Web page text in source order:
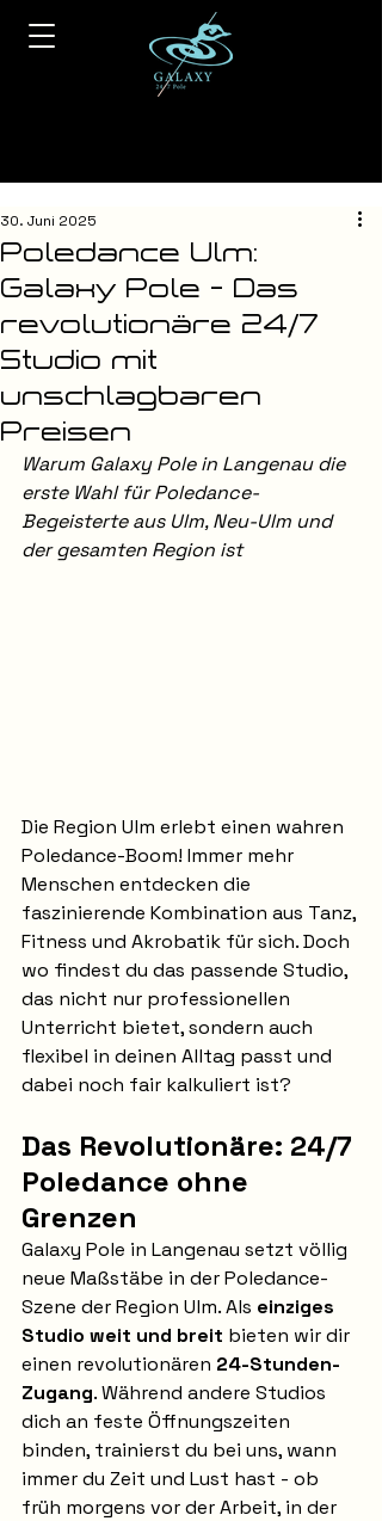
Poledance Ulm:
Galaxy Pole - Das
revolutionäre 24/7
Studio mit
unschlagbaren
Preisen
30. Juni 2025
Warum Galaxy Pole in Langenau die
erste Wahl für Poledance-
Begeisterte aus Ulm, Neu-Ulm und
der gesamten Region ist
Die Region Ulm erlebt einen wahren
Poledance-Boom! Immer mehr
Menschen entdecken die
faszinierende Kombination aus Tanz,
Fitness und Akrobatik für sich. Doch
wo findest du das passende Studio,
das nicht nur professionellen
Unterricht bietet, sondern auch
flexibel in deinen Alltag passt und
dabei noch fair kalkuliert ist?
Das Revolutionäre: 24/7
Poledance ohne
Grenzen
Galaxy Pole in Langenau setzt völlig
neue Maßstäbe in der Poledance-
Szene der Region Ulm. Als einziges
Studio weit und breit bieten wir dir
einen revolutionären 24-Stunden-
Zugang. Während andere Studios
dich an feste Öffnungszeiten
binden, trainierst du bei uns, wann
immer du Zeit und Lust hast - ob
früh morgens vor der Arbeit, in der